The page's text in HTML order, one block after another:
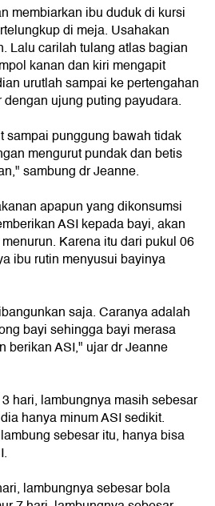
membiarkan ibu duduk di kursi
di meja. Usahakan
Lalu carilah tulang atlas bagian
kanan dan kiri mengapit
urutlah sampai ke pertengahan
ujung puting payudara.
sampai punggung bawah tidak
mengurut pundak dan betis
sambung dr Jeanne.
apapun yang dikonsumsi
ASI kepada bayi, akan
Karena itu dari pukul 06
ibu rutin menyusui bayinya
saja. Caranya adalah
bayi sehingga bayi merasa
berikan ASI," ujar dr Jeanne
hari, lambungnya masih sebesar
hanya minum ASI sedikit.
sebesar itu, hanya bisa
lambungnya sebesar bola